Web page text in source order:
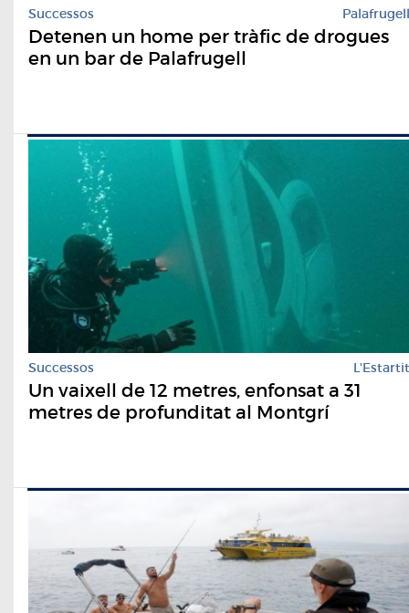
Successos Palafrugell
Detenen un home per tràfic de drogues
en un bar de Palafrugell
Successos L'Estartit
Un vaixell de 12 metres, enfonsat a 31
metres de profunditat al Montgrí